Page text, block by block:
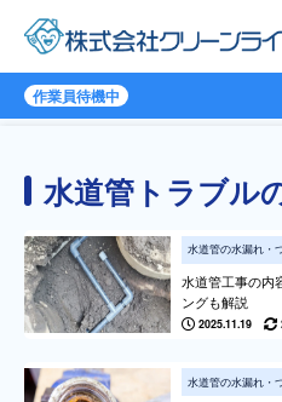
作業員待機中
水道管トラブル
水道管の水漏れ・
水道管工事の内
ングも解説
2025.11.19
水道管の水漏れ・